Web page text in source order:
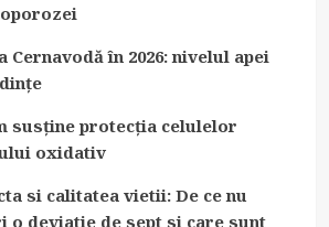
Cernavodă în 2026: nivelul apei
susține protecția celulelor
oxidativ
si calitatea vietii: De ce nu
o deviatie de sept si care sunt